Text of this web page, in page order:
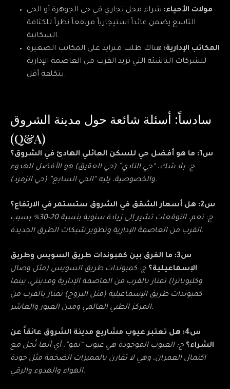
مولات الأحياء: شراء محل تجاري في حي الجوهرة أو الحي
التاسع يضمن عائداً استيجارياً مرتفعاً نظراً للكثافة
السكانية.
المكاتب الإدارية: هناك طلب متزايد على المكاتب الصغيرة
للشركات الناشئة التي تريد القرب من العاصمة الإدارية
بتكلفة أقل.
سادساً: أسئلة شائعة حول مدينة الشروق
(Q&A)
س1: ما هو أفضل حي للسكن العائلي الهادئ في الشروق؟
ج: بلا شك، “حي النادي” (حي العقيق) هو الأفضل للهدوء
والخصوصية، يليه “الحي السابع” (حي الزمرد).
س2: هل أسعار الشقق في الشروق ستستمر في الارتفاع؟
ج: نعم، التوقعات تشير إلى زيادة سنوية بنسبة 20-30% بسبب
القرب من العاصمة الإدارية وتطوير شبكات الطرق الجديدة.
س3: ما الفرق بين كمبوندات طريق السويس وطريق
الإسماعيلية؟ ج: كمبوندات طريق السويس (مثل وصال
وكليوباترا) تمتاز بالقرب من العاصمة الإدارية ومدينتي، بينما
كمبوندات طريق الإسماعيلية (مثل البروج) تمتاز بالقرب من
المركز الطبي العالمي ومدن العبور والعاشر.
س4: هل تعتبر عيوب مشاريع مدينة الشروق عائقاً عن
الشراء؟ ج: العيوب الموجودة هي عيوب “نمو”، أي أنها تُحل مع
اكتمال العمران، وهي لا تقارن بالمميزات الضخمة مثل جودة
الهواء والهدوء والرقي.